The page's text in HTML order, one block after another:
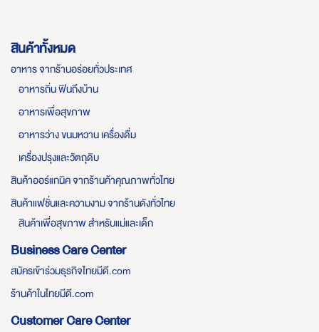
สินค้าทั้งหมด
อาหาร จากร้านอร่อยทั่วประเทศ
อาหารถิ่น ฟินถึงบ้าน
อาหารเพื่อสุขภาพ
อาหารว่าง ขนมหวาน เครื่องดื่ม
เครื่องปรุงและวัตถุดิบ
สินค้าออร์แกนิค จากร้านค้าคุณภาพทั่วไทย
สินค้าแฟชั่นและความงาม จากร้านดังทั่วไทย
สินค้าเพื่อสุขภาพ สำหรับแม่และเด็ก
Business Care Center
สมัครเข้าร่วมธุรกิจไทยมีดี.com
ร้านค้าในไทยมีดี.com
Customer Care Center